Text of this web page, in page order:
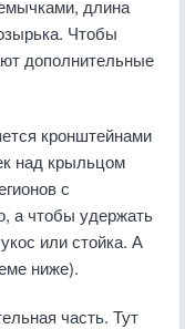
длина
Чтобы
дополнительные
кронштейнами
над крыльцом
с
а чтобы удержать
или стойка. А
ниже).
часть. Тут